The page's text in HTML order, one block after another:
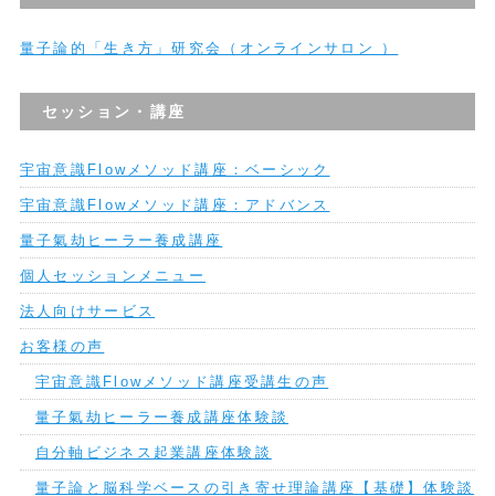
量子論的「生き方」研究会（オンラインサロン ）
セッション・講座
宇宙意識Flowメソッド講座：ベーシック
宇宙意識Flowメソッド講座：アドバンス
量子氣劫ヒーラー養成講座
個人セッションメニュー
法人向けサービス
お客様の声
宇宙意識Flowメソッド講座受講生の声
量子氣劫ヒーラー養成講座体験談
自分軸ビジネス起業講座体験談
量子論と脳科学ベースの引き寄せ理論講座【基礎】体験談